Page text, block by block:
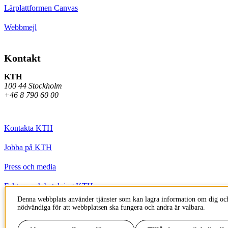
Lärplattformen Canvas
Webbmejl
Kontakt
KTH
100 44 Stockholm
+46 8 790 60 00
Kontakta KTH
Jobba på KTH
Press och media
Faktura och betalning KTH
Om KTH:s webbplatser
Tillgänglighetsredogörelse
Denna webbplats använder tjänster som kan lagra information om dig
nödvändiga för att webbplatsen ska fungera och andra är valbara.